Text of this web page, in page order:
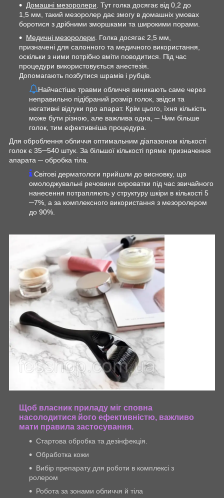
Домашні мезоролери . Тут голка досягає від 0,2 до
1,5 мм, такий мезоролер дає змогу в домашніх умовах
боротися з дрібними зморшками та широкими порами.
Медичні мезоролери . Голка досягає 2,5 мм,
призначені для салонного та медичного використання,
оскільки з ними потрібно вміти поводитися. Під час
процедури використовується анестезія.
Допомагають позбутися шрамів і рубців.
Найчастіше травми обличчя виникають саме через
неправильно підібраний розмір голок, звідси та
негативні відгуки про апарат. Крім цього, їхня кількість
може бути різною, але важлива одна, ─ Чим більше
голок, тим ефективніша процедура.
Для оброблення обличчя оптимальним діапазоном кількості
голок є 35─540 штук. За більшої кількості пряме призначення
апарата ─ обробка тіла.
Світові дерматологи прийшли до висновку, що
омолоджувальні речовини сироватки під час звичайного
нанесення потрапляють у структуру шкіри в кількості 5
─7%, а за комплексного використання з мезоролером
до 90%.
Щоб власник приладу міг сповна
насолодитися його ефективністю, важливо
мати правила застосування.
Стартова обробка та дезінфекція.
Обработка кожи
Вибір препарату для роботи в комплексі з
ролером
Робота за зонами обличчя й тіла